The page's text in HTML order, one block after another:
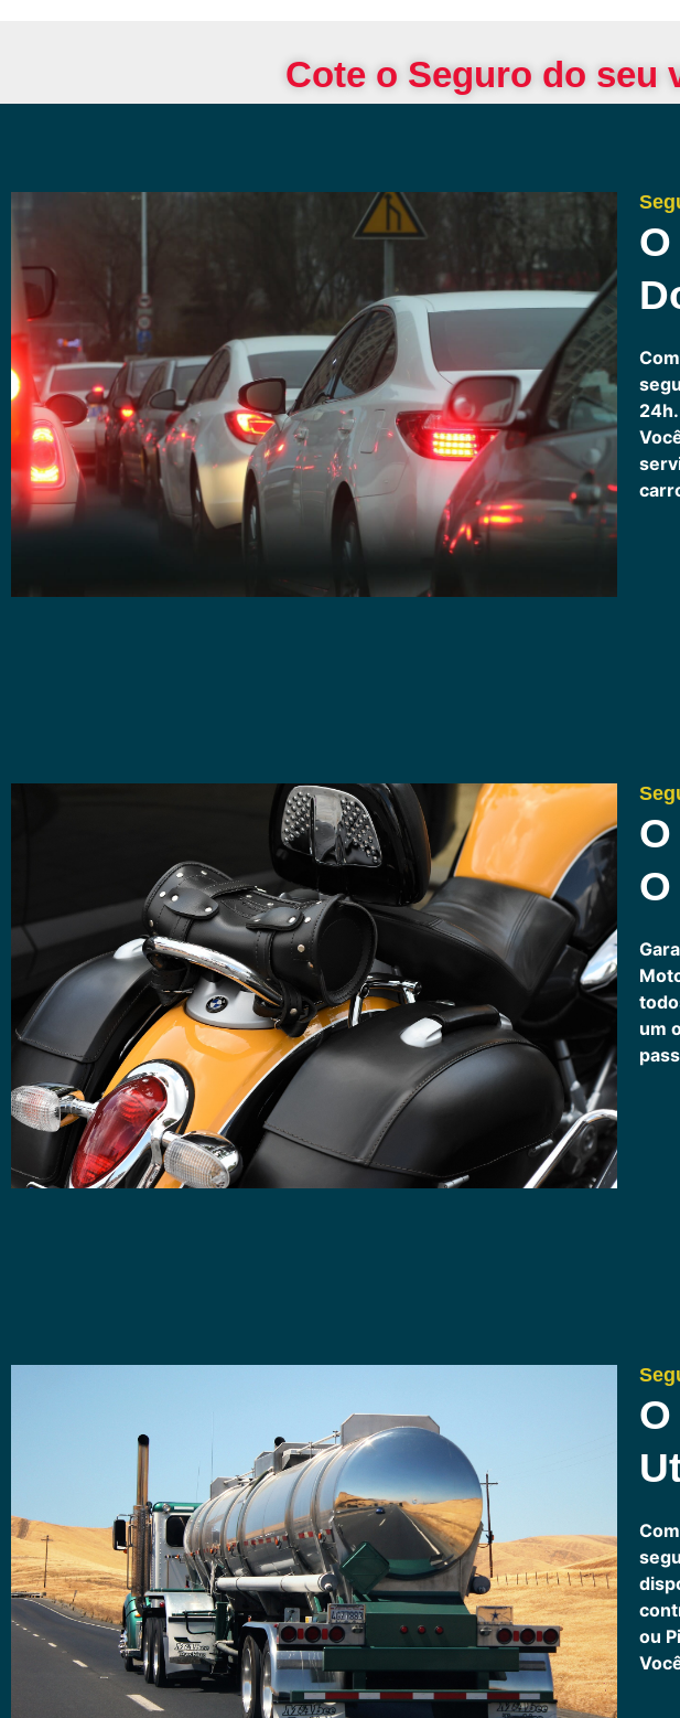
Cote o Seguro do seu
24h.
um
ou